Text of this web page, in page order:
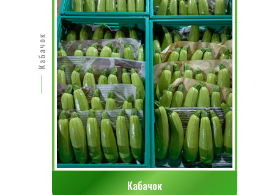
Кабачок
Кабачок